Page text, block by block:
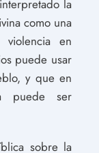
la
como una
en
puede usar
y que en
puede ser
sobre la